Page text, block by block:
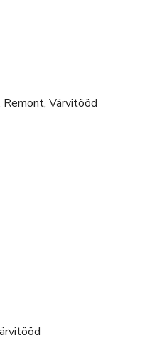
Värvitööd